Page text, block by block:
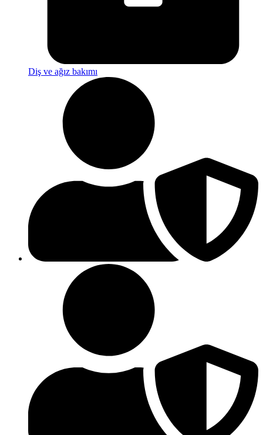
Diş ve ağız bakımı